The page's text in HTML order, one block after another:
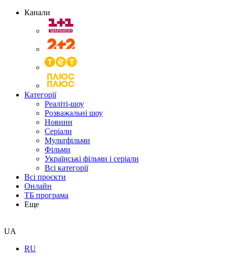
Канали
Категорії
Реаліті-шоу
Розважальні шоу
Новини
Серіали
Мультфільми
Фільми
Українські фільми і серіали
Всі категорії
Всі проєкти
Онлайн
ТБ програма
Еще
UA
RU